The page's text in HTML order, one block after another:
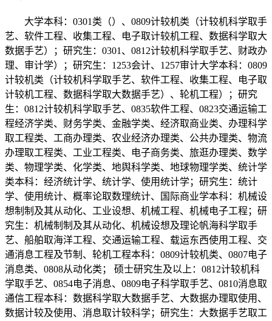
大学本科：0301类（）、0809计较机类（计较机科学取手
艺、软件工程、收集工程、电子取计较机工程、数据科学取大
数据手艺）；研究生：0301、0812计较机科学取手艺、财政办
理、审计学）；研究生：1253会计、1257审计大学本科：0809
计较机类（计较机科学取手艺、软件工程、收集工程、电子取
计较机工程、数据科学取大数据手艺）、轮机工程）；研究
生：0812计较机科学取手艺、0835软件工程、0823交通运输工
程经济学类、财务学类、金融学类、经济取商业类、办理科学
取工程类、工商办理类、农业经济办理类、公共办理类、物流
办理取工程类、工业工程类、电子商务类、旅逛办理类、数学
类、物理学类、化学类、地舆科学类、地球物理学类、统计学
类本科：经济统计学、统计学、使用统计学；研究生：统计
学、使用统计、概率论取数理统计、国际商业学本科：机械设
想制制及其从动化、工业设想、机械工程、机械电子工程；研
究生：机械制制及其从动化、机械设想及理论帆海科学取手
艺、船舶取海洋工程、交通运输工程、载运东西使用工程、交
通消息工程及节制、轮机工程本科：0809计较机类、0807电子
消息类、0808从动化类； 硕士研究生及以上：0812计较机科
学取手艺、0854电子消息、0809电子科学取手艺、0810消息取
通信工程本科：数据科学取大数据手艺、大数据办理取使用、
数据计较及使用、消息取计较科学；研究生：大数据手艺取工